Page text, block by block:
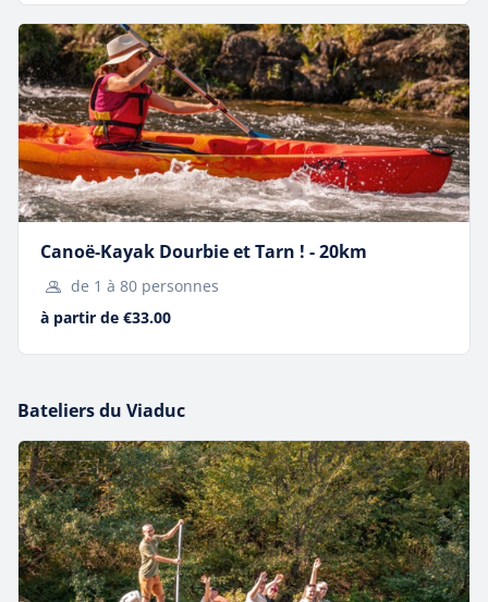
Naviguez en canoë, au pied du spectaculaire Viaduc de
Millau.
Louez votre équipement de via ferrata et explorez les
falaises des Gorges qui entourent Millau.
Canoë-Kayak Dourbie et Tarn ! - 20km
de 1 à 80 personnes
à partir de €33.00
Bateliers du Viaduc